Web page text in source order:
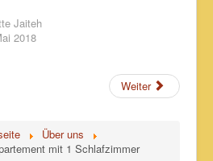
Jaiteh
2018
Weiter
Über uns
mit 1 Schlafzimmer